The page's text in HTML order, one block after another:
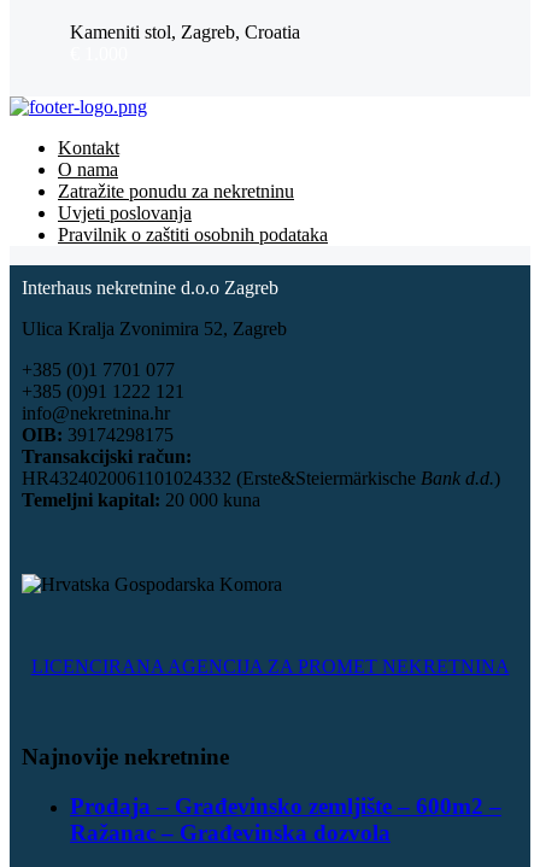
Kameniti stol, Zagreb, Croatia
Kontakt
O nama
Zatražite ponudu za nekretninu
Uvjeti poslovanja
Pravilnik o zaštiti osobnih podataka
Interhaus nekretnine d.o.o Zagreb
Ulica Kralja Zvonimira 52, Zagreb
+385 (0)1 7701 077
+385 (0)91 1222 121
info@nekretnina.hr
OIB: 39174298175
Transakcijski račun:
HR4324020061101024332 (Erste&Steiermärkische Bank d.d.)
Temeljni kapital: 20 000 kuna
LICENCIRANA AGENCIJA ZA PROMET NEKRETNINA
Najnovije nekretnine
Prodaja – Građevinsko zemljište – 600m2 –
Ražanac – Građevinska dozvola